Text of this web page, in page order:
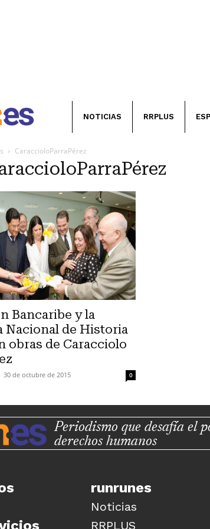
NOTICIAS RRPLUS
CaraccioloParraPérez
Bancaribe y la
Nacional de Historia
obras de Caracciolo
30 de octubre de 2015 0
Periodismo que desafía el
derechos humanos
runrunes
Noticias
RRPLUS